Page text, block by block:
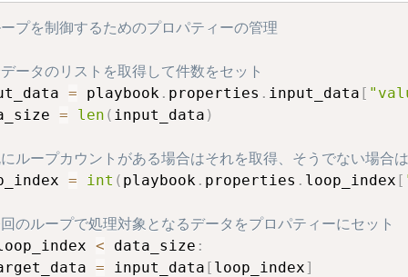
プを制御するためのプロパティーの管理
ータのリストを取得して件数をセット
= playbook . properties . input_data [
= len ( input_data )
ループカウントがある場合はそれを取得、そうでない場合
= int ( playbook . properties . loop_index [
のループで処理対象となるデータをプロパティーにセット
< data_size :
= input_data [ loop_index]